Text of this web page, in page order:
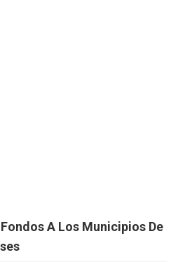
A Los Municipios De